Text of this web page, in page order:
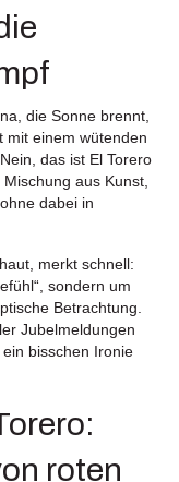
die Sonne brennt,
mit einem wütenden
das ist El Torero
aus Kunst,
dabei in
merkt schnell:
sondern um
Betrachtung.
Jubelmeldungen
bisschen Ironie
roten